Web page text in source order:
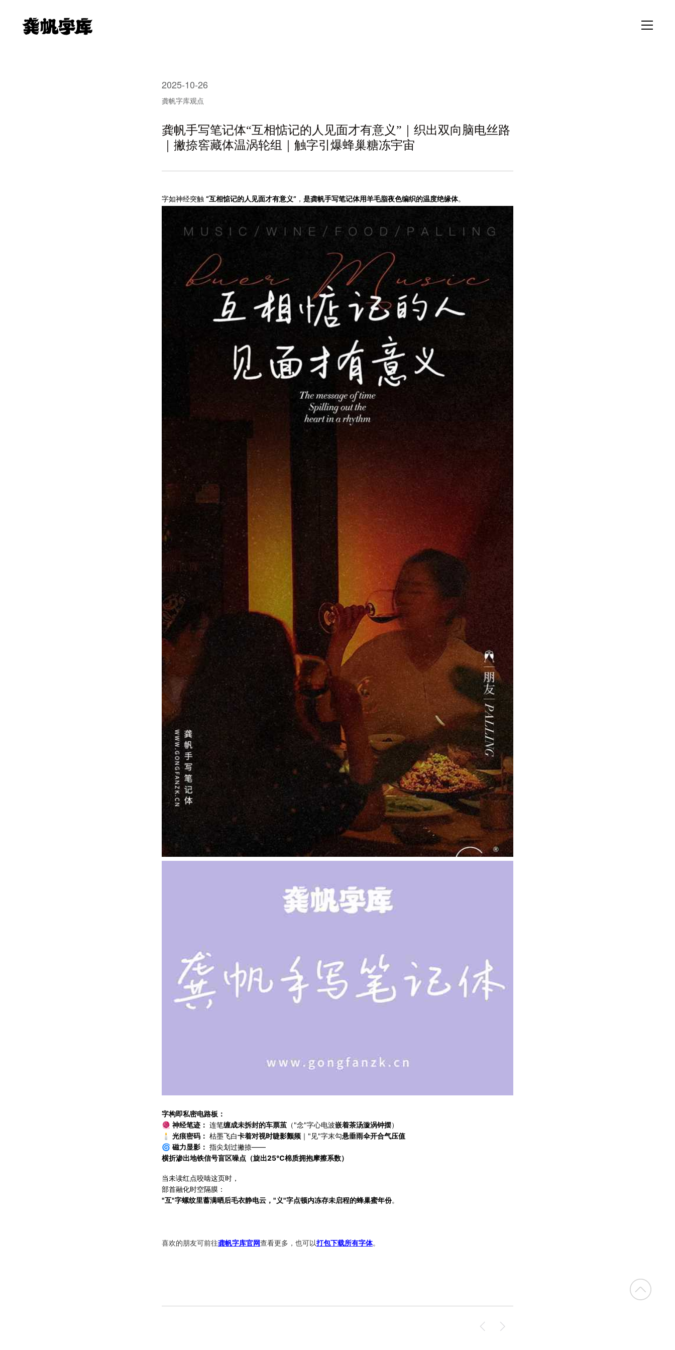
2025-10-26
龚帆字库观点
龚帆手写笔记体“互相惦记的人见面才有意义”｜织出双向脑电丝路
｜撇捺窖藏体温涡轮组｜触字引爆蜂巢糖冻宇宙
字如神经突触 “互相惦记的人见面才有意义” ， 是龚帆手写笔记体用羊毛脂夜色编织的温度绝缘体。
字构即私密电路板：
🧶 神经笔迹： 连笔缠成未拆封的车票茧 （"念"字心电波嵌着茶汤漩涡钟摆）
🕯️ 光痕密码： 枯墨飞白卡着对视时睫影颤频 ｜"见"字末勾悬垂雨伞开合气压值
🌀 磁力显影： 指尖划过撇捺——
横折渗出地铁信号盲区噪点（旋出25℃棉质拥抱摩擦系数）
当未读红点咬啮这页时，
部首融化时空隔膜：
"互"字螺纹里蓄满晒后毛衣静电云，"义"字点顿内冻存未启程的蜂巢蜜年份。
喜欢的朋友可前往龚帆字库官网查看更多，也可以打包下载所有字体。